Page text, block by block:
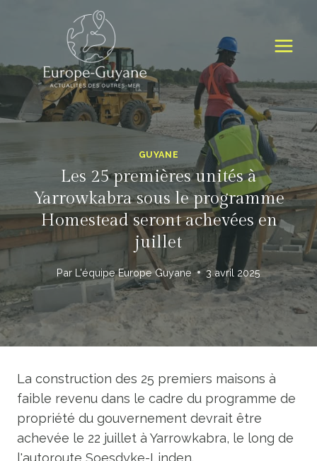
GUYANE
Les 25 premières unités à
Yarrowkabra sous le programme
Homestead seront achevées en
juillet
Par L'équipe Europe Guyane 3 avril 2025
La construction des 25 premiers maisons à
faible revenu dans le cadre du programme de
propriété du gouvernement devrait être
achevée le 22 juillet à Yarrowkabra, le long de
l'autoroute Soesdyke-Linden.